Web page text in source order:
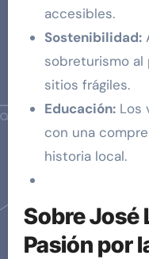
accesibles.
Sostenibilidad:
sobreturismo
sitios frágiles.
Educación:Los
con una
historia local.
Sobre José
Pasión por